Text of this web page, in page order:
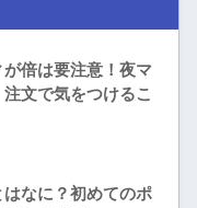
倍は要注意！夜マ
文で気をつけるこ
なに？初めてのポ